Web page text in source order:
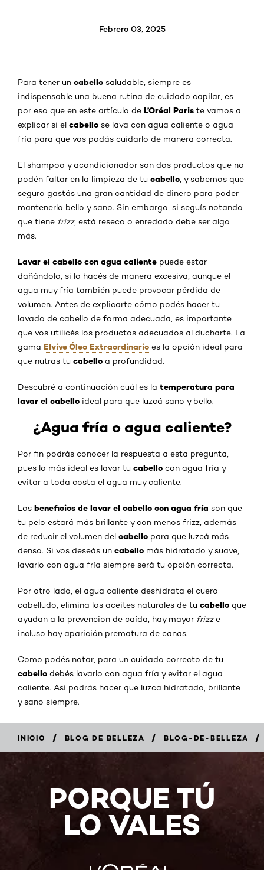
Febrero 03, 2025
Para tener un cabello saludable, siempre es
indispensable una buena rutina de cuidado capilar, es
por eso que en este artículo de L’Oréal Paris te vamos a
explicar si el cabello se lava con agua caliente o agua
fría para que vos podás cuidarlo de manera correcta.
El shampoo y acondicionador son dos productos que no
podén faltar en la limpieza de tu cabello , y sabemos que
seguro gastás una gran cantidad de dinero para poder
mantenerlo bello y sano. Sin embargo, si seguís notando
que tiene frizz, está reseco o enredado debe ser algo
más.
Lavar el cabello con agua caliente puede estar
dañándolo, si lo hacés de manera excesiva, aunque el
agua muy fría también puede provocar pérdida de
volumen. Antes de explicarte cómo podés hacer tu
lavado de cabello de forma adecuada, es importante
que vos utilicés los productos adecuados al ducharte. La
gama Elvive Óleo Extraordinario es la opción ideal para
que nutras tu cabello a profundidad.
Descubré a continuación cuál es la temperatura para
lavar el cabello ideal para que luzcá sano y bello.
¿Agua fría o agua caliente?
Por fin podrás conocer la respuesta a esta pregunta,
pues lo más ideal es lavar tu cabello con agua fría y
evitar a toda costa el agua muy caliente.
Los beneficios de lavar el cabello con agua fría son que
tu pelo estará más brillante y con menos frizz, además
de reducir el volumen del cabello para que luzcá más
denso. Si vos deseás un cabello más hidratado y suave,
lavarlo con agua fría siempre será tu opción correcta.
Por otro lado, el agua caliente deshidrata el cuero
cabelludo, elimina los aceites naturales de tu cabello que
ayudan a la prevencion de caída, hay mayor frizze
incluso hay aparición prematura de canas.
Como podés notar, para un cuidado correcto de tu
cabello debés lavarlo con agua fría y evitar el agua
caliente. Así podrás hacer que luzca hidratado, brillante
y sano siempre.
INICIO / BLOG DE BELLEZA / BLOG-DE-BELLEZA /
PORQUE TÚ
LO VALES